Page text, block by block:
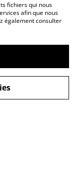
des cookies
fichiers qui nous
afin que nous
également consulter